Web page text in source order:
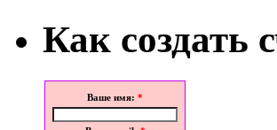
Как создать
Ваше имя: *